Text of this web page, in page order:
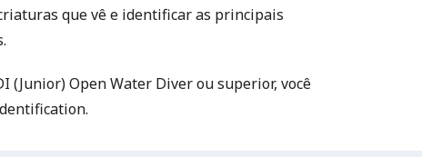
que vê e identificar as principais
(Junior) Open Water Diver ou superior, você